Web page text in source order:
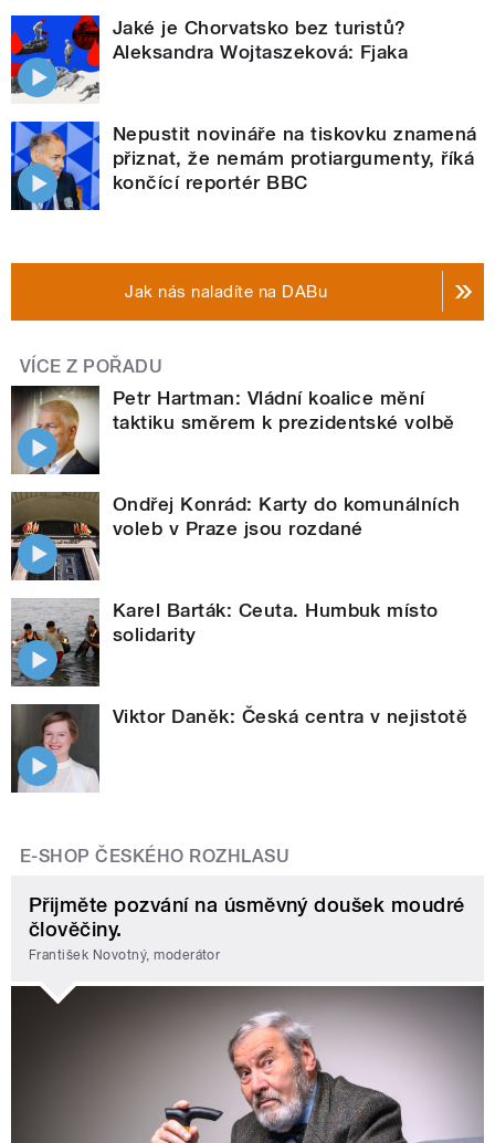
Jaké je Chorvatsko bez turistů?
Aleksandra Wojtaszeková: Fjaka
Nepustit novináře na tiskovku znamená
přiznat, že nemám protiargumenty, říká
končící reportér BBC
Jak nás naladíte na DABu
VÍCE Z POŘADU
Petr Hartman: Vládní koalice mění
taktiku směrem k prezidentské volbě
Ondřej Konrád: Karty do komunálních
voleb v Praze jsou rozdané
Karel Barták: Ceuta. Humbuk místo
solidarity
Viktor Daněk: Česká centra v nejistotě
E-SHOP ČESKÉHO ROZHLASU
Přijměte pozvání na úsměvný doušek moudré
člověčiny.
František Novotný, moderátor